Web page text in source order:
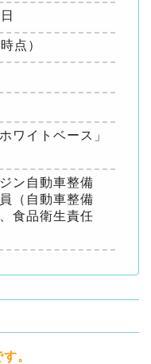
点）
ワイトベース」
ン自動車整備
（自動車整備
食品衛生責任
。